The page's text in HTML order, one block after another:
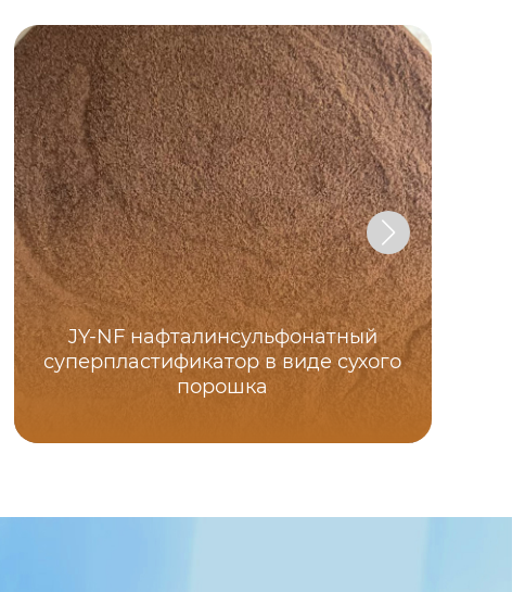
JY-NF нафталинсульфонатный
суперпластификатор в виде сухого
порошка